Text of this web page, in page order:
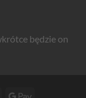
będzie on
Cash Google